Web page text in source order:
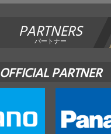
PARTNERS
パートナー
OFFICIAL PARTNER